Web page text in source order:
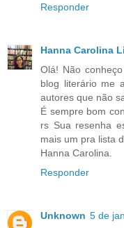
Responder
Hanna Carolina
Olá! Não
blog literário me
autores que não
É sempre bom
rs Sua resenha
mais um pra lista
Hanna Carolina.
Responder
Unknown 5 de